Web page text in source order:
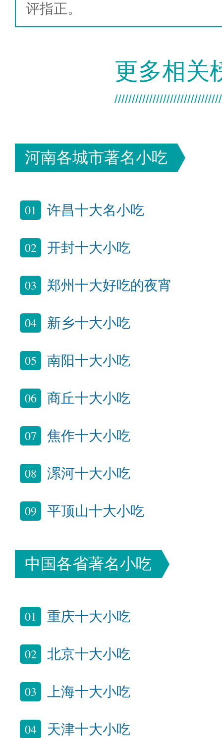
评指正。
更多相关
河南各城市著名小吃
01 许昌十大名小吃
02 开封十大小吃
03 郑州十大好吃的夜宵
04 新乡十大小吃
05 南阳十大小吃
06 商丘十大小吃
07 焦作十大小吃
08 漯河十大小吃
09 平顶山十大小吃
中国各省著名小吃
01 重庆十大小吃
02 北京十大小吃
03 上海十大小吃
04 天津十大小吃